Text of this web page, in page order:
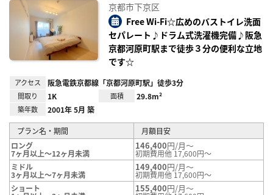
録
京都市下京区
Free Wi-Fi☆広めのバストイレ洗面
セパレート♪ドラム式洗濯機完備♪阪急
京都河原町駅まで徒歩３分の便利な立地
です☆
アクセス 阪急電鉄京都線「京都河原町駅」徒歩3分
間取り 1K 面積 29.8m²
築年数 2001年 5月 築
プラン名・期間
月額目安
ロング
7ヶ月以上～12ヶ月未満
146,400円/月～
初期費用他 17,600円～
ミドル
3ヶ月以上～7ヶ月未満
149,400円/月～
初期費用他 17,600円～
ショート
155,400円/月～